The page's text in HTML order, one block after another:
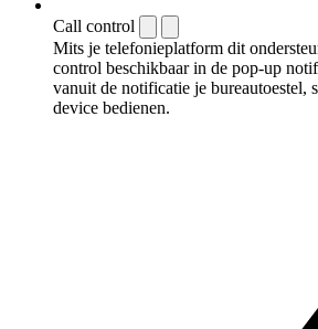
Call control
Mits je telefonieplatform dit
control beschikbaar in de pop-up
vanuit de notificatie je bureautoestel,
device bedienen.